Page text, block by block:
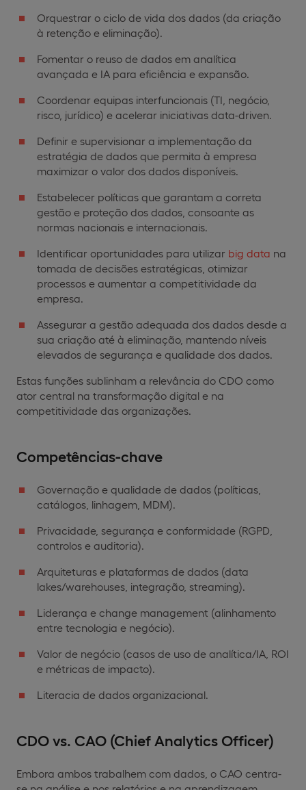
Orquestrar o ciclo de vida dos dados (da criação
à retenção e eliminação).
Fomentar o reuso de dados em analítica
avançada e IA para eficiência e expansão.
Coordenar equipas interfuncionais (TI, negócio,
risco, jurídico) e acelerar iniciativas data-driven.
Definir e supervisionar a implementação da
estratégia de dados que permita à empresa
maximizar o valor dos dados disponíveis.
Estabelecer políticas que garantam a correta
gestão e proteção dos dados, consoante as
normas nacionais e internacionais.
Identificar oportunidades para utilizar big data na
tomada de decisões estratégicas, otimizar
processos e aumentar a competitividade da
empresa.
Assegurar a gestão adequada dos dados desde a
sua criação até à eliminação, mantendo níveis
elevados de segurança e qualidade dos dados.
Estas funções sublinham a relevância do CDO como
ator central na transformação digital e na
competitividade das organizações.
Competências-chave
Governação e qualidade de dados (políticas,
catálogos, linhagem, MDM).
Privacidade, segurança e conformidade (RGPD,
controlos e auditoria).
Arquiteturas e plataformas de dados (data
lakes/warehouses, integração, streaming).
Liderança e change management (alinhamento
entre tecnologia e negócio).
Valor de negócio (casos de uso de analítica/IA, ROI
e métricas de impacto).
Literacia de dados organizacional.
CDO vs. CAO (Chief Analytics Officer)
Embora ambos trabalhem com dados, o CAO centra-